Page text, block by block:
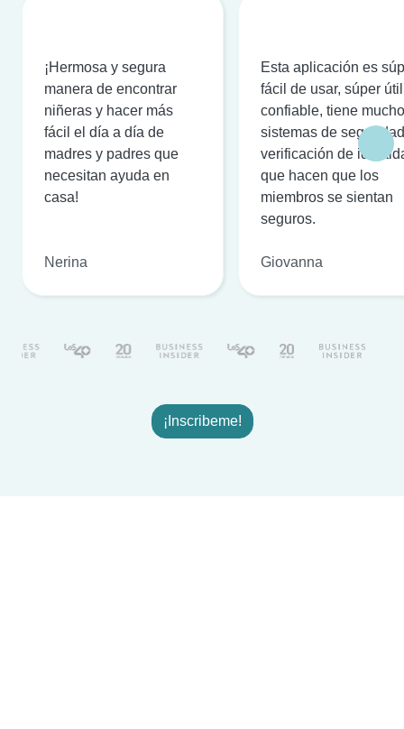
¡Hermosa y segura
manera de encontrar
niñeras y hacer más
fácil el día a día de
madres y padres que
necesitan ayuda en
casa!
Nerina
Esta aplicación es
fácil de usar, súper
confiable, tiene
sistemas de
verificación de
que hacen que los
miembros se sientan
seguros.
Giovanna
¡Inscribeme!